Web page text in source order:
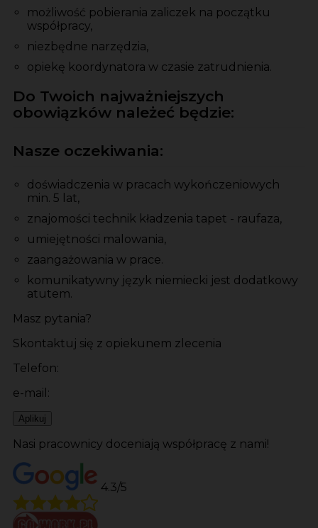
możliwość pobierania zaliczek na początku
współpracy,
niezbędne narzędzia,
opiekę koordynatora w czasie zatrudnienia.
Do Twoich najważniejszych
obowiązków należeć będzie:
Nasze oczekiwania:
doświadczenia w pracach wykończeniowych
min. 5 lat,
znajomości technik kładzenia tapet - raufaza,
umiejętności malowania,
zaangażowania w prace.
komunikatywny język niemiecki jest dodatkowy
atutem.
Masz pytania?
Skontaktuj się z opiekunem zlecenia
Telefon:
e-mail:
Aplikuj
Nasi pracownicy doceniają współpracę z nami!
4.3/5